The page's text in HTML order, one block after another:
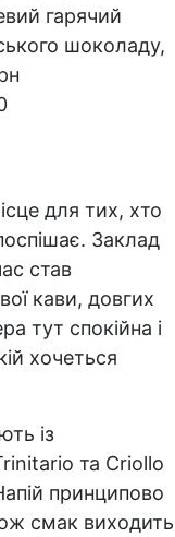
гарячий
шоколаду,
для тих, хто
Заклад
став
кави, довгих
тут спокійна і
хочеться
із
та Criollo
принципово
смак виходить